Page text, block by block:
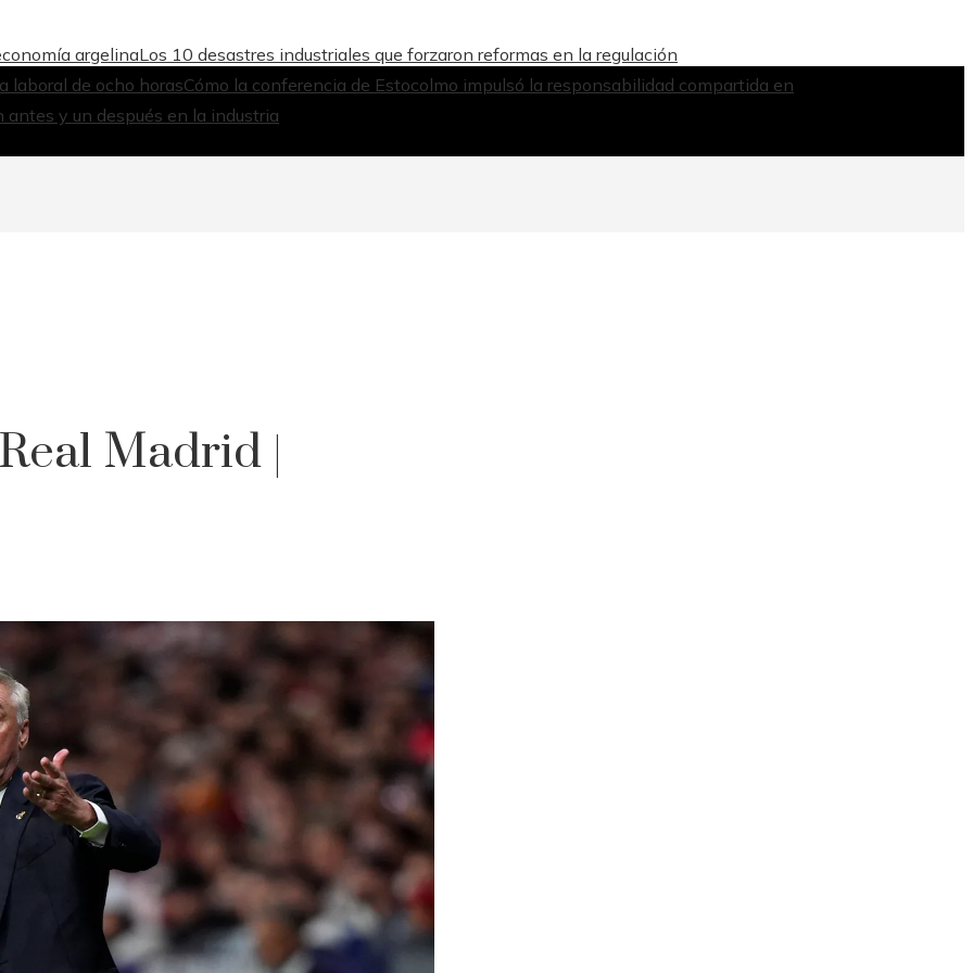
argelinaLos 10 desastres industriales que forzaron reformas en la regulación
laboral de ocho horasCómo la conferencia de Estocolmo impulsó la responsabilidad compartida en
antes y un después en la industria
Madrid |